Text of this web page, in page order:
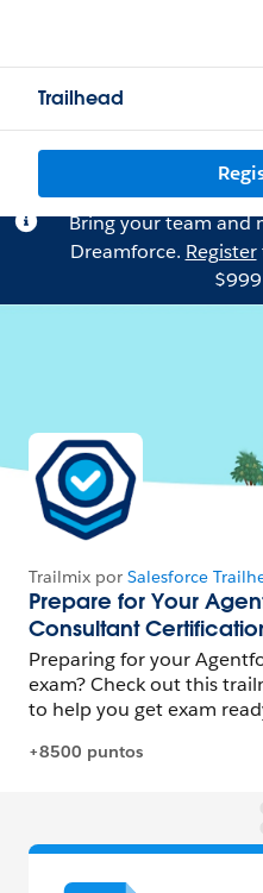
Trailhead
Bring your team and
Dreamforce. Register
$999